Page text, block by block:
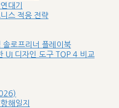
대기
스 적응 전략
로프리너 플레이북
UI 디자인 도구 TOP 4 비교
해일지